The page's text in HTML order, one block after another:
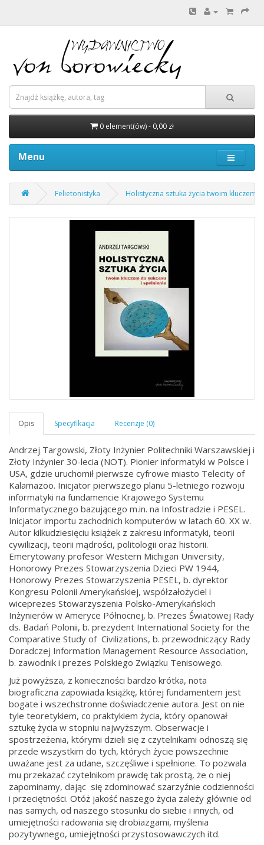
0 element(ów) - 0,00 zł
Menu
Felietonistyka Holistyczna sztuka życia twoim kluczem
Andrzej Targowski, Złoty Inżynier Politechniki Warszawskiej i
Złoty Inżynier 30-lecia (NOT). Pionier informatyki w Polsce i
USA, gdzie uruchomił pierwsze cyfrowe miasto Telecity of
Kalamazoo. Inicjator pierwszego planu 5-letniego rozwoju
informatyki na fundamencie Krajowego Systemu
Informatycznego bazującego m.in. na Infostradzie i PESEL.
Inicjator importu zachodnich komputerów w latach 60. XX w.
Autor kilkudziesięciu książek z zakresu informatyki, teorii
cywilizacji, teorii mądrości, politologii oraz historii.
Emerytowany profesor Western Michigan University,
Honorowy Prezes Stowarzyszenia Dzieci PW 1944,
Honorowy Prezes Stowarzyszenia PESEL, b. dyrektor
Kongresu Polonii Amerykańskiej, współzałożyciel i
wiceprezes Stowarzyszenia Polsko-Amerykańskich
Inżynierów w Ameryce Północnej, b. Prezes Światowej Rady
ds. Badań Polonii, b. prezydent International Society for the
Comparative Study of Civilizations, b. przewodniczący Rady
Doradczej Information Management Resource Association,
b. zawodnik i prezes Polskiego Związku Tenisowego.
Już powyższa, z konieczności bardzo krótka, nota
biograficzna zapowiada książkę, której fundamentem jest
bogate i wszechstronne doświadczenie autora. Jest on nie
tyle teoretykiem, co praktykiem życia, który opanował
sztukę życia w stopniu najwyższym. Obserwacje i
spostrzeżenia, którymi dzieli się z czytelnikami odnoszą się
przede wszystkim do tych, których życie powszechnie
uważane jest za udane, szczęśliwe i spełnione. To pozwala
mu przekazać czytelnikom prawdę tak prostą, że o niej
zapominamy, dając się zdominować szarzyźnie codzienności
i przeciętności. Otóż jakość naszego życia zależy głównie od
nas samych, od naszego stosunku do siebie i innych, od
umiejętności radowania się drobiazgami, myślenia
pozytywnego, umiejętności przystosowawczych itd.